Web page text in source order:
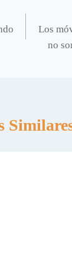
Los
no